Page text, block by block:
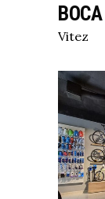
Vitez